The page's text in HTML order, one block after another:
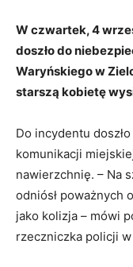
W czwartek, 4
doszło do
Waryńskiego w
starszą kobietę
Do incydentu
komunikacji
nawierzchnię. – Na
odniósł poważnych
jako kolizja – mówi
rzeczniczka policji